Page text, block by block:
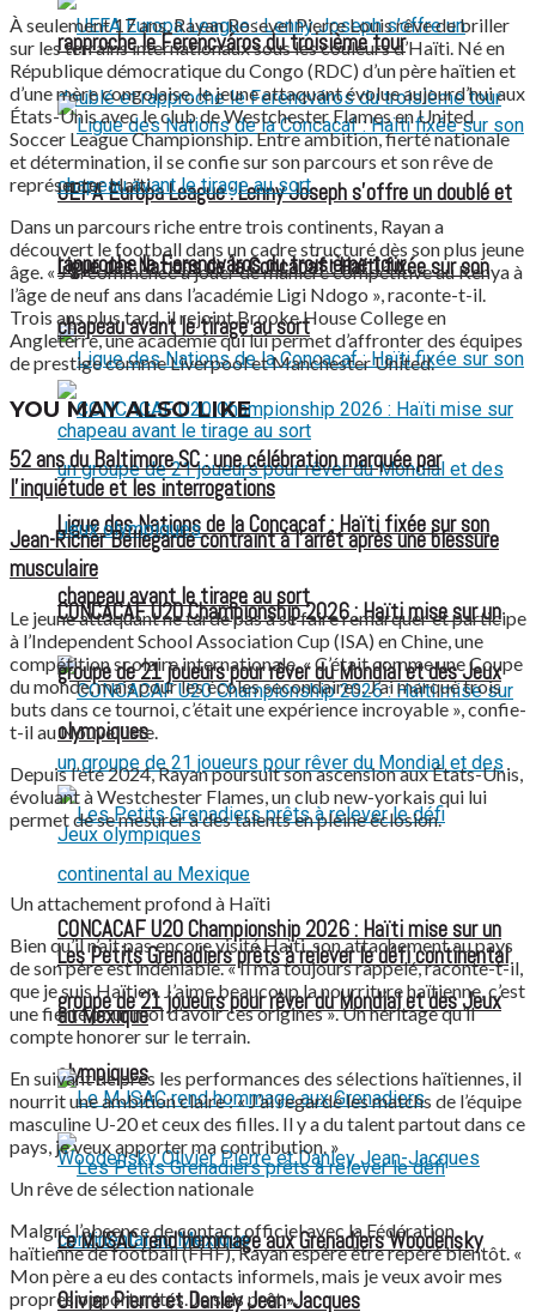
UEFA Europa League : Lenny Joseph s’offre un doublé et
rapproche le Ferencváros du troisième tour
Ligue des Nations de la Concacaf : Haïti fixée sur son
chapeau avant le tirage au sort
CONCACAF U20 Championship 2026 : Haïti mise sur un
groupe de 21 joueurs pour rêver du Mondial et des Jeux
olympiques
rapproche le Ferencváros du troisième tour
Ligue des Nations de la Concacaf : Haïti fixée sur son
chapeau avant le tirage au sort
CONCACAF U20 Championship 2026 : Haïti mise sur un
groupe de 21 joueurs pour rêver du Mondial et des Jeux
olympiques
Les Petits Grenadiers prêts à relever le défi continental
au Mexique
Le MJSAC rend hommage aux Grenadiers Woodensky
Olivier Pierre et Danley Jean-Jacques
À seulement 17 ans, Rayan Rosevel Pierre Louis rêve de briller
sur les terrains internationaux sous les couleurs d’Haïti. Né en
République démocratique du Congo (RDC) d’un père haïtien et
d’une mère congolaise, le jeune attaquant évolue aujourd’hui aux
États-Unis avec le club de Westchester Flames en United
Soccer League Championship. Entre ambition, fierté nationale
et détermination, il se confie sur son parcours et son rêve de
représenter Haïti.
Dans un parcours riche entre trois continents, Rayan a
découvert le football dans un cadre structuré dès son plus jeune
âge. « J’ai commencé à jouer de manière compétitive au Kenya à
l’âge de neuf ans dans l’académie Ligi Ndogo », raconte-t-il.
Trois ans plus tard, il rejoint Brooke House College en
Angleterre, une académie qui lui permet d’affronter des équipes
de prestige comme Liverpool et Manchester United.
YOU MAY ALSO LIKE
52 ans du Baltimore SC : une célébration marquée par
l’inquiétude et les interrogations
Jean-Ricner Bellegarde contraint à l’arrêt après une blessure
musculaire
Le jeune attaquant ne tarde pas à se faire remarquer et participe
à l’Independent School Association Cup (ISA) en Chine, une
compétition scolaire internationale. « C’était comme une Coupe
du monde, mais pour les écoles secondaires. J’ai marqué trois
buts dans ce tournoi, c’était une expérience incroyable », confie-
t-il au Nouvelliste.
Depuis l’été 2024, Rayan poursuit son ascension aux États-Unis,
évoluant à Westchester Flames, un club new-yorkais qui lui
permet de se mesurer à des talents en pleine éclosion.
Un attachement profond à Haïti
Bien qu’il n’ait pas encore visité Haïti, son attachement au pays
de son père est indéniable. « Il m’a toujours rappelé, raconte-t-il,
que je suis Haïtien. J’aime beaucoup la nourriture haïtienne, c’est
une fierté pour moi d’avoir ces origines ». Un héritage qu’il
compte honorer sur le terrain.
En suivant de près les performances des sélections haïtiennes, il
nourrit une ambition claire : « J’ai regardé les matchs de l’équipe
masculine U-20 et ceux des filles. Il y a du talent partout dans ce
pays, je veux apporter ma contribution. »
Un rêve de sélection nationale
Malgré l’absence de contact officiel avec la Fédération
haïtienne de football (FHF), Rayan espère être repéré bientôt. «
Mon père a eu des contacts informels, mais je veux avoir mes
propres opportunités. Je suis prêt ».